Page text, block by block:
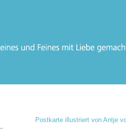
Postkarte illustriert von Antje